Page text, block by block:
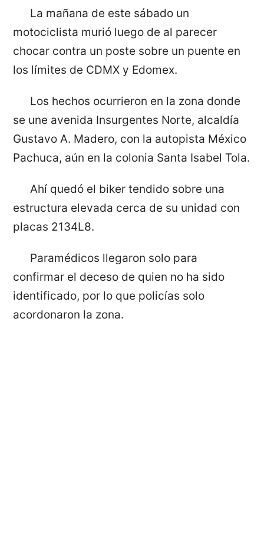
La mañana de este sábado un
motociclista murió luego de al parecer
chocar contra un poste sobre un puente en
los límites de CDMX y Edomex.
Los hechos ocurrieron en la zona donde
se une avenida Insurgentes Norte, alcaldía
Gustavo A. Madero, con la autopista México
Pachuca, aún en la colonia Santa Isabel Tola.
Ahí quedó el biker tendido sobre una
estructura elevada cerca de su unidad con
placas 2134L8.
Paramédicos llegaron solo para
confirmar el deceso de quien no ha sido
identificado, por lo que policías solo
acordonaron la zona.